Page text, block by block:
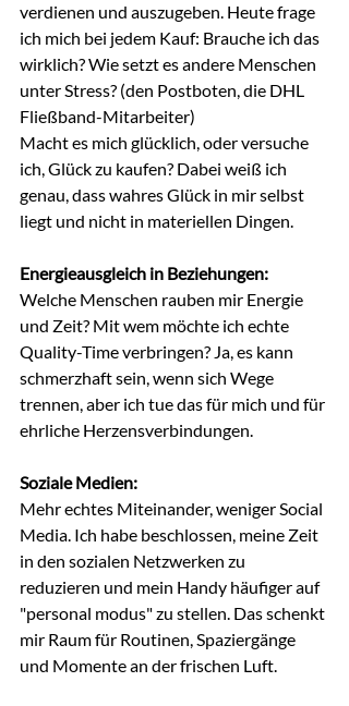
verdienen und auszugeben. Heute frage
ich mich bei jedem Kauf: Brauche ich das
wirklich? Wie setzt es andere Menschen
unter Stress? (den Postboten, die DHL
Fließband-Mitarbeiter)
Macht es mich glücklich, oder versuche
ich, Glück zu kaufen? Dabei weiß ich
genau, dass wahres Glück in mir selbst
liegt und nicht in materiellen Dingen.
Energieausgleich in Beziehungen:
Welche Menschen rauben mir Energie
und Zeit? Mit wem möchte ich echte
Quality-Time verbringen? Ja, es kann
schmerzhaft sein, wenn sich Wege
trennen, aber ich tue das für mich und für
ehrliche Herzensverbindungen.
Soziale Medien:
Mehr echtes Miteinander, weniger Social
Media. Ich habe beschlossen, meine Zeit
in den sozialen Netzwerken zu
reduzieren und mein Handy häufiger auf
"personal modus" zu stellen. Das schenkt
mir Raum für Routinen, Spaziergänge
und Momente an der frischen Luft.